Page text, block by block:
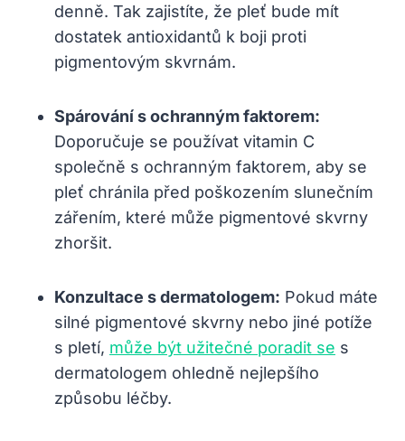
denně. Tak zajistíte, že pleť bude mít
dostatek antioxidantů k boji proti
pigmentovým skvrnám.
Spárování s ochranným faktorem:
Doporučuje se používat vitamin C
společně s ochranným faktorem, aby se
pleť chránila před poškozením slunečním
zářením, které může pigmentové skvrny
zhoršit.
Konzultace s dermatologem: Pokud máte
silné pigmentové skvrny nebo jiné potíže
s pletí, může být užitečné poradit se s
dermatologem ohledně nejlepšího
způsobu léčby.